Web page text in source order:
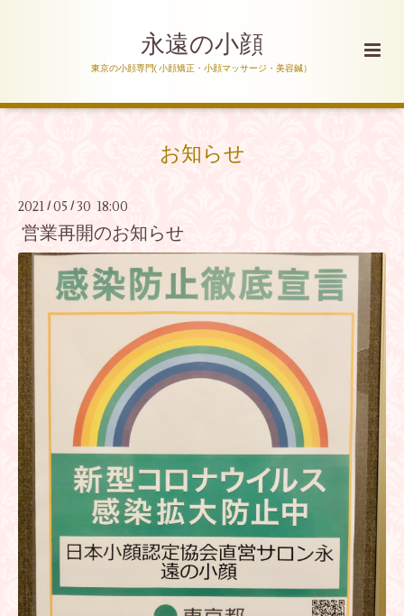
永遠の小顔
東京の小顔専門( 小顔矯正・小顔マッサージ・美容鍼）
お知らせ
2021 / 05 /30 18:00
営業再開のお知らせ